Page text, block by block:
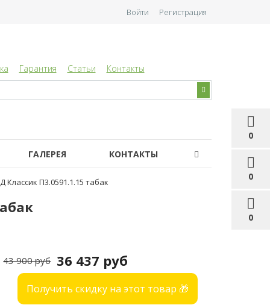
0
0
0
Войти Регистрация
Гарантия Статьи Контакты
ГАЛЕРЕЯ КОНТАКТЫ
Классик П3.0591.1.15 табак
36 437 руб
43 900 руб
Получить скидку на этот товар 🎁